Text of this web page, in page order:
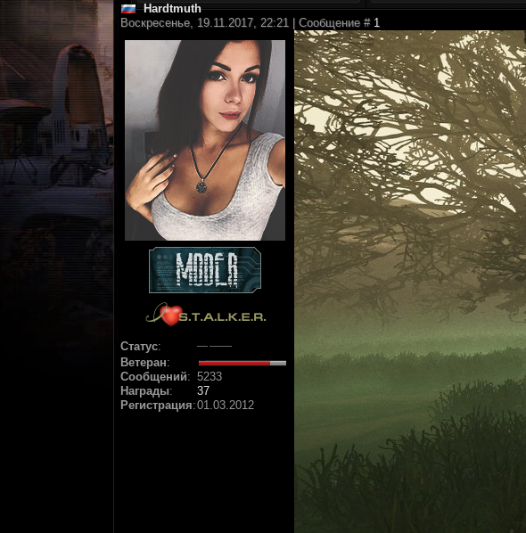
Hardtmuth
Воскресенье, 19.11.2017, 22:21 | Сообщение # 1
Статус:
Ветеран:
Сообщений: 5233
Награды:
37
Регистрация:01.03.2012